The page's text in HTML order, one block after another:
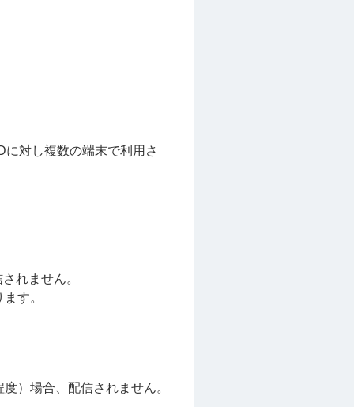
対し複数の端末で利用さ
れません。
す。
）場合、配信されません。